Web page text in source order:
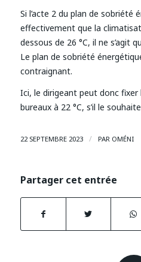
Si l’acte 2 du plan de sobriété
effectivement que la
dessous de 26 °C, il ne s’agit
Le plan de sobriété
contraignant.
Ici, le dirigeant peut donc
bureaux à 22 °C, s’il le
22 SEPTEMBRE 2023 / PAR OMÉNI
Partager cet entrée